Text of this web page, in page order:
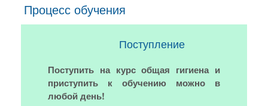
Процесс обучения
Поступление
Поступить на курс общая гигиена и
приступить к обучению можно в
любой день!